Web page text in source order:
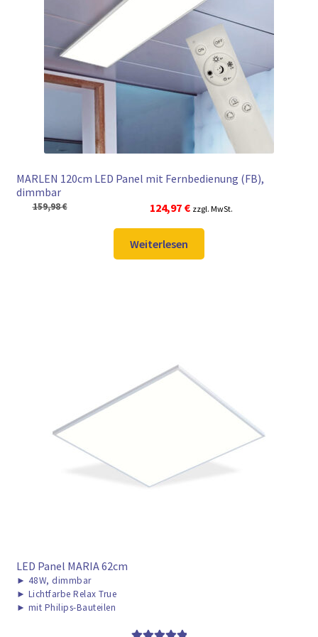
► VERSANDARTEN
MARLEN 120cm LED Panel mit Fernbedienung (FB),
dimmbar
159,98€
Ursprünglicher
war:
159,98 €
124,97 €Aktueller
124,97 €.
zzgl. MwSt.
Weiterlesen
LED Panel MARIA 62cm
► 48W, dimmbar
► Lichtfarbe Relax True
► mit Philips-Bauteilen